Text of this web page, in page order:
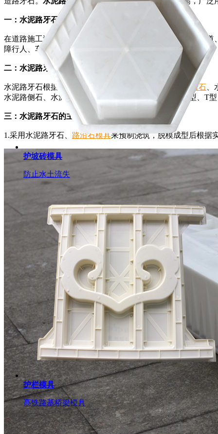
护坡砖模具
防止水土流失
护栏模具
高铁路基桥梁模具
一：水泥路牙石的作用
在道路施工过程中，路牙石是道路路面上区分行车道、人行
障行人、车辆交通安全等作用。
二：水泥路牙石的种类
水泥路牙石根据区域叫法的不同，也会被称之为 水泥路沿石
水泥路侧石、水泥路肩石和水泥路平石。主要形状有H型、T
三：水泥路牙石的主要加工方式主要分为两个步骤
1.采用水泥路牙石、 路沿石模具来预制浇筑，脱模成型后根据